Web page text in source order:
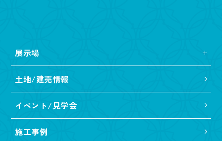
展示場
土地/建売情報
イベント/見学会
施工事例